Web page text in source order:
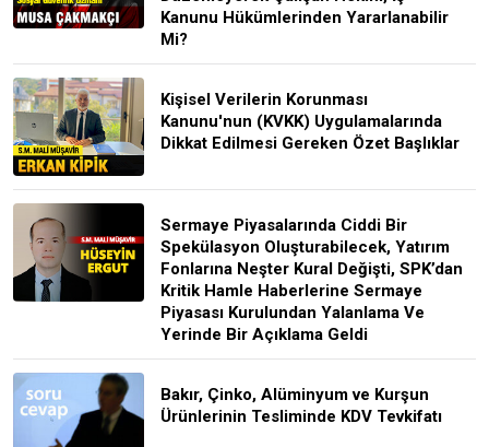
Kanunu Hükümlerinden Yararlanabilir
Mi?
Kişisel Verilerin Korunması
Kanunu'nun (KVKK) Uygulamalarında
Dikkat Edilmesi Gereken Özet Başlıklar
Sermaye Piyasalarında Ciddi Bir
Spekülasyon Oluşturabilecek, Yatırım
Fonlarına Neşter Kural Değişti, SPK’dan
Kritik Hamle Haberlerine Sermaye
Piyasası Kurulundan Yalanlama Ve
Yerinde Bir Açıklama Geldi
Bakır, Çinko, Alüminyum ve Kurşun
Ürünlerinin Tesliminde KDV Tevkifatı